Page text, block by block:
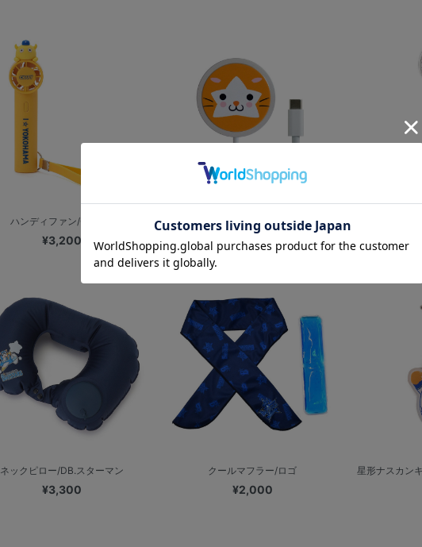
ハンディファン/CHAPY
¥3,200
マグネットワイヤレス充電器/DB.スター
マン
ペルチェ式ハ
ネックピロー/DB.スターマン
¥3,300
クールマフラー/ロゴ
¥2,000
星形ナスカン